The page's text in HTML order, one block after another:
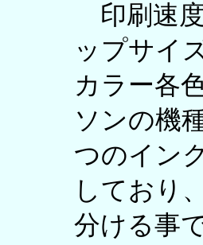
印刷速
ップサイ
カラー各
ソンの機
つのイン
しており
分ける事